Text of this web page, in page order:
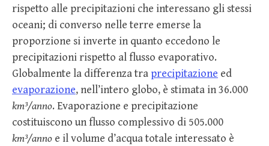
rispetto alle precipitazioni che interessano gli stessi
oceani; di converso nelle terre emerse la
proporzione si inverte in quanto eccedono le
precipitazioni rispetto al flusso evaporativo.
Globalmente la differenza tra precipitazione ed
evaporazione, nell’intero globo, è stimata in 36.000
km³/anno. Evaporazione e precipitazione
costituiscono un flusso complessivo di 505.000
km³/anno e il volume d’acqua totale interessato è